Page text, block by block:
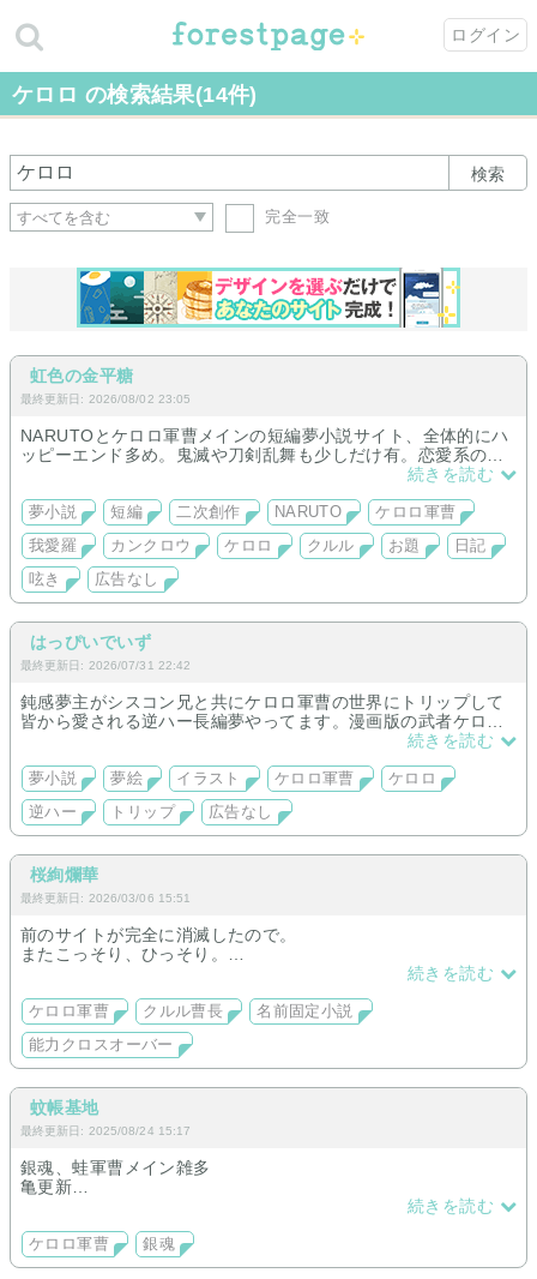
ログイン
ケロロ の検索結果(14件)
検索
完全一致
虹色の金平糖
最終更新日: 2026/08/02 23:05
NARUTOとケロロ軍曹メインの短編夢小説サイト、全体的にハ
ッピーエンド多め。鬼滅や刀剣乱舞も少しだけ有。恋愛系のお
続きを読む
夢小説 短編 二次創作 NARUTO
ケロロ軍曹
我愛羅
カンクロウ ケロロ クルル お題
日記
呟き
広告なし
はっぴいでいず
最終更新日: 2026/07/31 22:42
鈍感夢主がシスコン兄と共にケロロ軍曹の世界にトリップして
皆から愛される逆ハー長編夢やってます。漫画版の武者ケロ夢
続きを読む
夢小説 夢絵 イラスト ケロロ軍曹
ケロロ
逆ハー
トリップ 広告なし
桜絢爛華
最終更新日: 2026/03/06 15:51
前のサイトが完全に消滅したので。
またこっそり、ひっそり。
続きを読む
ケロロ軍曹 クルル曹長
名前固定小説
能力クロスオーバー
蚊帳基地
最終更新日: 2025/08/24 15:17
銀魂、蛙軍曹メイン雑多
亀更新
続きを読む
ケロロ軍曹 銀魂